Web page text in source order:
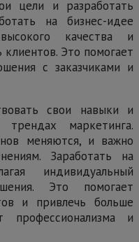
цели и разработать
на бизнес-идее
качества и
клиентов. Это помогает
с заказчиками и
свои навыки и
маркетинга.
меняются, и важно
Заработать на
индивидуальный
Это помогает
и привлечь больше
профессионализма и